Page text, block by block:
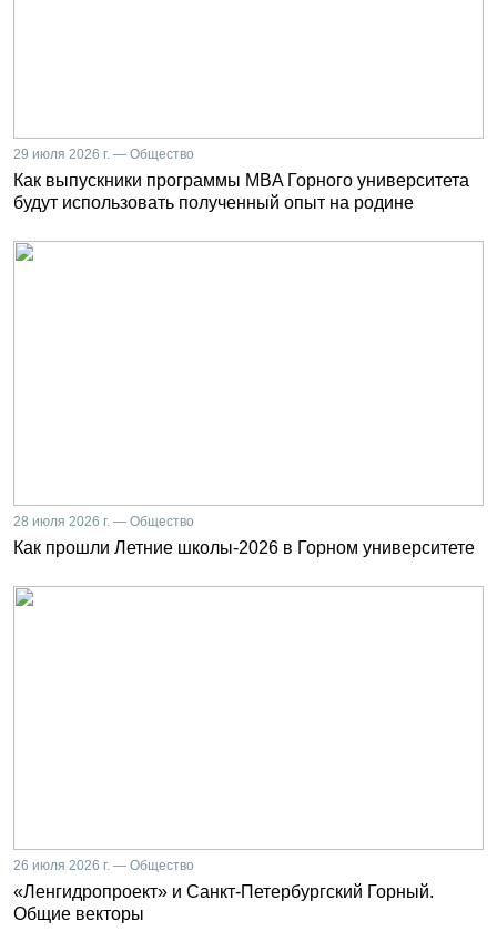
29 июля 2026 г. — Общество
Как выпускники программы MBA Горного университета
будут использовать полученный опыт на родине
28 июля 2026 г. — Общество
Как прошли Летние школы-2026 в Горном университете
26 июля 2026 г. — Общество
«Ленгидропроект» и Санкт-Петербургский Горный.
Общие векторы